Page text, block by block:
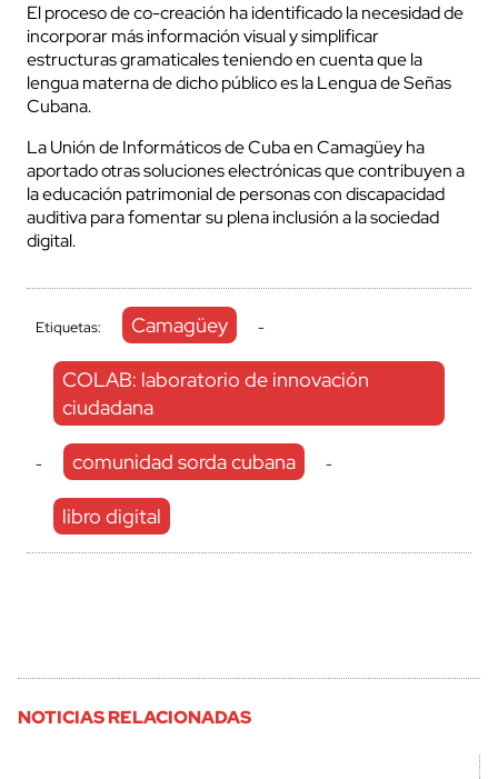
El proceso de co-creación ha identificado la necesidad de
incorporar más información visual y simplificar
estructuras gramaticales teniendo en cuenta que la
lengua materna de dicho público es la Lengua de Señas
Cubana.
La Unión de Informáticos de Cuba en Camagüey ha
aportado otras soluciones electrónicas que contribuyen a
la educación patrimonial de personas con discapacidad
auditiva para fomentar su plena inclusión a la sociedad
digital.
Etiquetas: Camagüey -
COLAB: laboratorio de innovación
ciudadana
- comunidad sorda cubana -
libro digital
NOTICIAS RELACIONADAS